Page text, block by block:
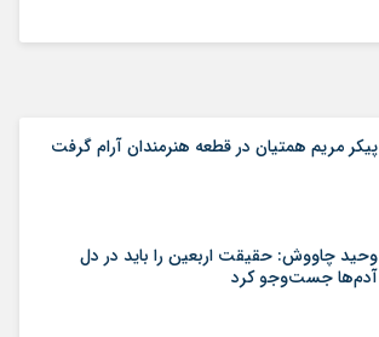
پیکر مریم همتیان در قطعه هنرمندان آرام گرفت
وحید چاووش: حقیقت اربعین را باید در دل
آدم‌ها جست‌وجو کرد